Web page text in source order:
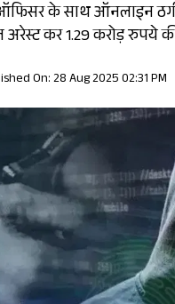
ऑफिसर के साथ ऑनलाइन
कर 1.29 करोड़ रुपये
On: 28 Aug 2025 02:31 PM